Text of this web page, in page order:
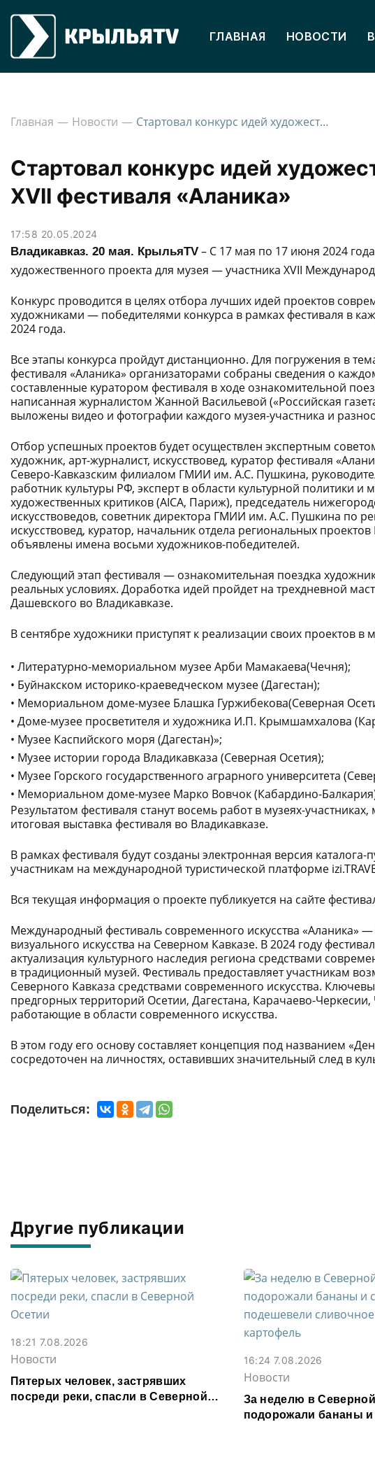
ГЛАВНАЯ НОВОСТИ
Главная Новости Стартовал конкурс идей художественных проектов в рамках XVII фестиваля «Аланика»
Стартовал конкурс идей
XVII фестиваля «Аланика»
17:58 20.05.2024
Владикавказ. 20 мая. КрыльяTV – С 17 мая по 17 июня 2024
художественного проекта для музея — участника XVII
Конкурс проводится в целях отбора лучших идей проектов
художниками — победителями конкурса в рамках фестиваля в
2024 года.
Все этапы конкурса пройдут дистанционно. Для погружения в
фестиваля «Аланика» организаторами собраны сведения о
составленные куратором фестиваля в ходе ознакомительной
написанная журналистом Жанной Васильевой («Российская
выложены видео и фотографии каждого музея-участника и
Отбор успешных проектов будет осуществлен экспертным
художник, арт-журналист, искусствовед, куратор фестиваля «
Северо-Кавказским филиалом ГМИИ им. А.С. Пушкина,
работник культуры РФ, эксперт в области культурной политики
художественных критиков (AICA, Париж), председатель
искусствоведов, советник директора ГМИИ им. А.С. Пушкина по
искусствовед, куратор, начальник отдела региональных
объявлены имена восьми художников-победителей.
Следующий этап фестиваля — ознакомительная поездка
реальных условиях. Доработка идей пройдет на трехдневной
Дашевского во Владикавказе.
В сентябре художники приступят к реализации своих проектов в
• Литературно-мемориальном музееАрби Мамакаева(Чечня);
• Буйнакском историко-краеведческом музее(Дагестан);
• Мемориальном доме-музее Блашка Гуржибекова(Северная
• Доме-музее просветителя и художника И.П. Крымшамхалова
• Музее Каспийского моря (Дагестан)»;
• Музее истории города Владикавказа (Северная Осетия);
• Музее Горского государственного аграрного университета
• Мемориальном доме-музее Марко Вовчок(Кабардино-
Результатом фестиваля станут восемь работ в музеях-
итоговая выставка фестиваля во Владикавказе.
В рамках фестиваля будут созданы электронная версия
участникам на международной туристической платформе
Вся текущая информация о проекте публикуется на сайте
Международный фестиваль современного искусства «Аланика»
визуального искусства на Северном Кавказе. В 2024 году
актуализация культурного наследия региона средствами
в традиционный музей. Фестиваль предоставляет участникам
Северного Кавказа средствами современного искусства.
предгорных территорий Осетии, Дагестана, Карачаево-
работающие в области современного искусства.
В этом году его основу составляет концепция под названием
сосредоточен на личностях, оставивших значительный след в
Поделиться:
Другие публикации
18:21 7.08.2026
Новости
Пятерых человек, застрявших
посреди реки, спасли в Северной
16:24 7.08.2026
Новости
За неделю в
подорожали бананы и